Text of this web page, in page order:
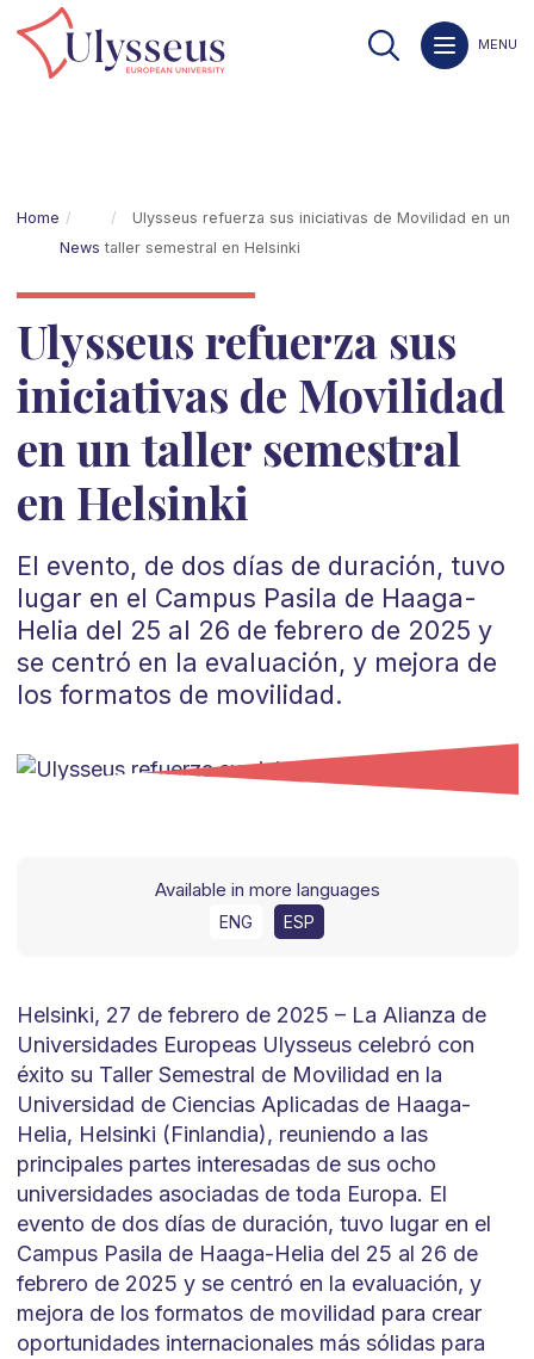
MENU
Home
News
Ulysseus refuerza sus iniciativas de Movilidad en un
taller semestral en Helsinki
Ulysseus refuerza sus
iniciativas de Movilidad
en un taller semestral
en Helsinki
El evento, de dos días de duración, tuvo
lugar en el Campus Pasila de Haaga-
Helia del 25 al 26 de febrero de 2025 y
se centró en la evaluación, y mejora de
los formatos de movilidad.
Available in more languages
ENG ESP
Helsinki, 27 de febrero de 2025 – La Alianza de
Universidades Europeas Ulysseus celebró con
éxito su Taller Semestral de Movilidad en la
Universidad de Ciencias Aplicadas de Haaga-
Helia, Helsinki (Finlandia), reuniendo a las
principales partes interesadas de sus ocho
universidades asociadas de toda Europa. El
evento de dos días de duración, tuvo lugar en el
Campus Pasila de Haaga-Helia del 25 al 26 de
febrero de 2025 y se centró en la evaluación, y
mejora de los formatos de movilidad para crear
oportunidades internacionales más sólidas para